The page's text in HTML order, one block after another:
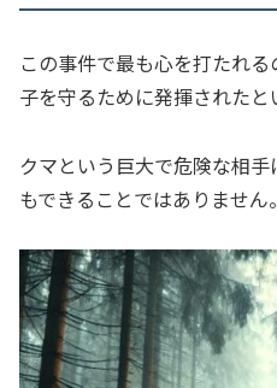
この事件で最も心を打たれ
子を守るために発揮されたと
クマという巨大で危険な相
もできることではありません。